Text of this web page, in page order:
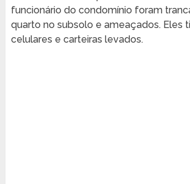
funcionário do condomínio foram
quarto no subsolo e ameaçados. Eles
celulares e carteiras levados.